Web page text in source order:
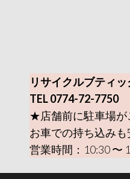
リサイクルブティ
TEL 0774-72-7750
★店舗前に駐車場が
お車での持ち込みも
営業時間：10:30